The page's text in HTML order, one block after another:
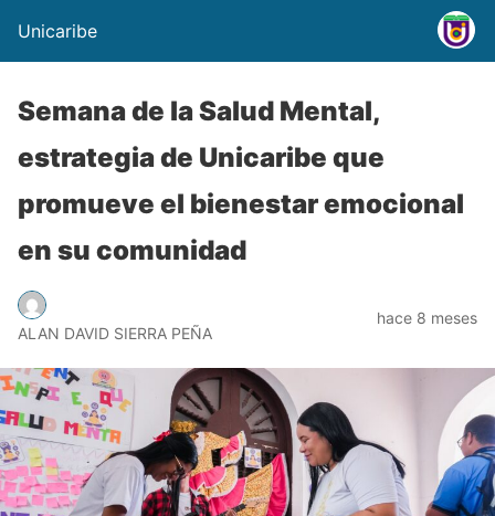
Unicaribe
Semana de la Salud Mental,
estrategia de Unicaribe que
promueve el bienestar emocional
en su comunidad
ALAN DAVID SIERRA PEÑA
hace 8 meses